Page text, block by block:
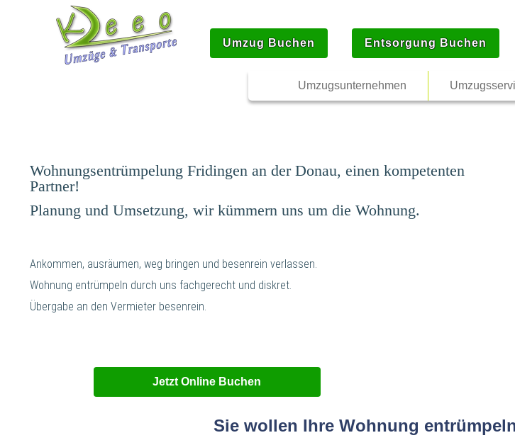
Umzug Buchen Entsorgung Buchen
Umzugsunternehmen
Wohnungsentrümpelung Fridingen an der Donau, einen kompetenten
Partner!
Planung und Umsetzung, wir kümmern uns um die Wohnung.
Ankommen, ausräumen, weg bringen und besenrein verlassen.
Wohnung entrümpeln durch uns fachgerecht und diskret.
Übergabe an den Vermieter besenrein.
Jetzt Online Buchen
Sie wollen Ihre Wohnung